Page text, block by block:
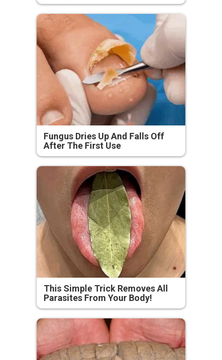
Fungus Dries Up And Falls Off
After The First Use
This Simple Trick Removes All
Parasites From Your Body!